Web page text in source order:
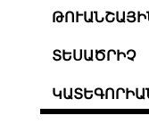
ՏԵՍԱԾՐԻՉ